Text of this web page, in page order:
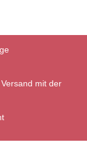
mit der